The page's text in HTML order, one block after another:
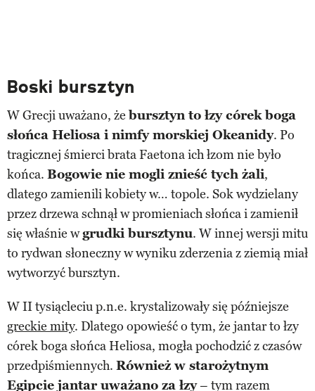
Boski bursztyn
W Grecji uważano, żebursztyn to łzy córek boga
słońca Heliosa i nimfy morskiej Okeanidy. Po
tragicznej śmierci brata Faetona ich łzom nie było
końca. Bogowie nie mogli znieść tych żali,
dlatego zamienili kobiety w… topole. Sok wydzielany
przez drzewa schnął w promieniach słońca i zamienił
się właśnie wgrudki bursztynu. W innej wersji mitu
to rydwan słoneczny w wyniku zderzenia z ziemią miał
wytworzyć bursztyn.
W II tysiącleciu p.n.e. krystalizowały się późniejsze
greckie mity. Dlatego opowieść o tym, że jantar to łzy
córek boga słońca Heliosa, mogła pochodzić z czasów
przedpiśmiennych. Również w starożytnym
Egipcie jantar uważano za łzy– tym razem